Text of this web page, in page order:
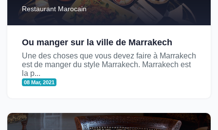
Restaurant Marocain
Ou manger sur la ville de Marrakech
Une des choses que vous devez faire à Marrakech
est de manger du style Marrakech. Marrakech est
la p...
08 Mar, 2021